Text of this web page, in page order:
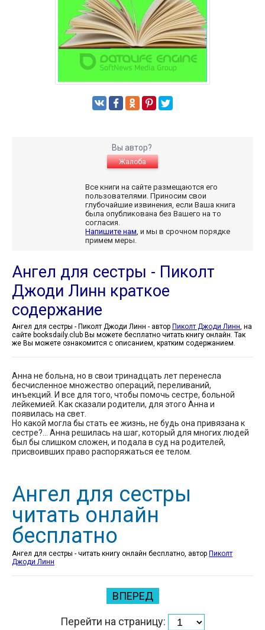
Вы автор?
Жалоба
Все книги на сайте размещаются его
пользователями. Приносим свои
глубочайшие извинения, если Ваша книга
была опубликована без Вашего на то
согласия.
Напишите нам, и мы в срочном порядке
примем меры.
Ангел для сестры - Пиколт
Джоди Линн краткое
содержание
Ангел для сестры - Пиколт Джоди Линн - автор Пиколт Джоди Линн, на
сайте booksdaily.club Вы можете бесплатно читать книгу онлайн. Так
же Вы можете ознакомится с описанием, кратким содержанием.
Анна не больна, но в свои тринадцать лет перенесла
бесчисленное множество операций, переливаний,
инъекций. И все для того, чтобы помочь сестре, больной
лейкемией. Как сказали родители, для этого Анна и
появилась на свет.
Но какой могла бы стать ее жизнь, не будь она привязана к
сестре?… Анна решилась на шаг, который для многих людей
был бы слишком сложен, и подала в суд на родителей,
присвоивших право распоряжаться ее телом.
Ангел для сестры
читать онлайн
бесплатно
Ангел для сестры - читать книгу онлайн бесплатно, автор Пиколт
Джоди Линн
ВПЕРЕД
Перейти на страницу: